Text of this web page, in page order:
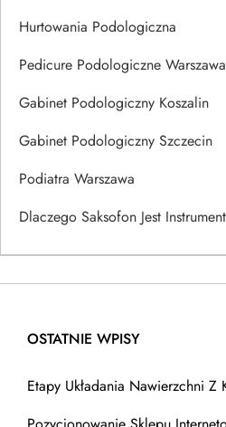
Hurtowania Podologiczna
Pedicure Podologiczne Warszawa
Gabinet Podologiczny Koszalin
Gabinet Podologiczny Szczecin
Podiatra Warszawa
Dlaczego Saksofon Jest
OSTATNIE WPISY
Etapy Układania Nawierzchni Z